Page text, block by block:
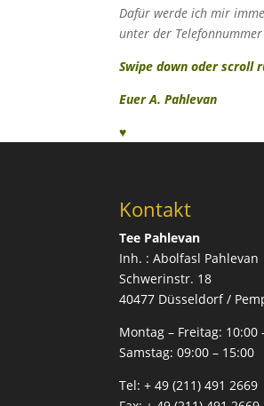
Dafür werde ich mir
unter der
Swipe down oder scroll
Euer A. Pahlevan
♥
Kontakt
Tee Pahlevan
Inh. : Abolfasl Pahlevan
Schwerinstr. 18
40477 Düsseldorf /
Montag – Freitag: 10:00
Samstag: 09:00 – 15:00
Tel: + 49 (211) 491 2669